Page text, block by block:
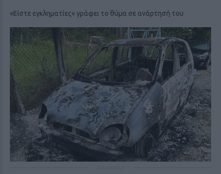
«Είστε εγκληματίες» γράφει το θύμα σε ανάρτησή του